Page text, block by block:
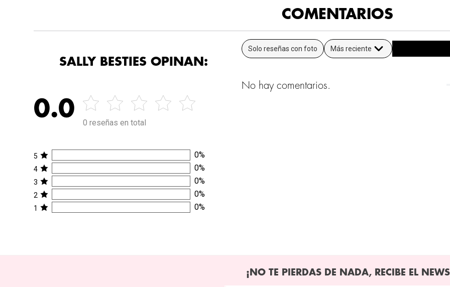
COMENTARIOS
SALLY BESTIES OPINAN:
0.0
0 reseñas en total
5 0%
4 0%
3 0%
2 0%
1 0%
Solo reseñas con foto Más reciente
No hay comentarios.
¡NO TE PIERDAS DE NADA, RECIBE EL